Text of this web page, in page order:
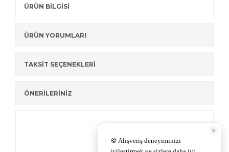
ÜRÜN BİLGİSİ
ÜRÜN YORUMLARI
TAKSİT SEÇENEKLERİ
ÖNERİLERİNİZ